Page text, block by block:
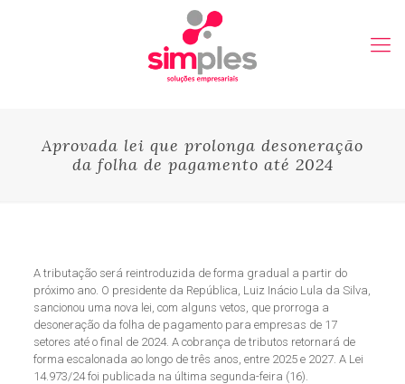
Aprovada lei que prolonga desoneração
da folha de pagamento até 2024
A tributação será reintroduzida de forma gradual a partir do
próximo ano. O presidente da República, Luiz Inácio Lula da Silva,
sancionou uma nova lei, com alguns vetos, que prorroga a
desoneração da folha de pagamento para empresas de 17
setores até o final de 2024. A cobrança de tributos retornará de
forma escalonada ao longo de três anos, entre 2025 e 2027. A Lei
14.973/24 foi publicada na última segunda-feira (16).